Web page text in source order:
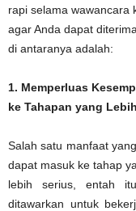
rapi selama wawancara
agar Anda dapat
di antaranya adalah:
1. Memperluas
ke Tahapan yang
Salah satu manfaat
dapat masuk ke tahap
lebih serius, entah
ditawarkan untuk